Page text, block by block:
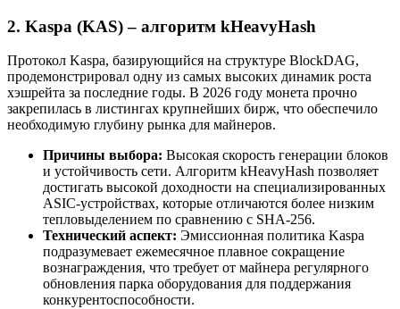
2. Kaspa (KAS) – алгоритм kHeavyHash
Протокол Kaspa, базирующийся на структуре BlockDAG,
продемонстрировал одну из самых высоких динамик роста
хэшрейта за последние годы. В 2026 году монета прочно
закрепилась в листингах крупнейших бирж, что обеспечило
необходимую глубину рынка для майнеров.
Причины выбора: Высокая скорость генерации блоков
и устойчивость сети. Алгоритм kHeavyHash позволяет
достигать высокой доходности на специализированных
ASIC-устройствах, которые отличаются более низким
тепловыделением по сравнению с SHA-256.
Технический аспект: Эмиссионная политика Kaspa
подразумевает ежемесячное плавное сокращение
вознаграждения, что требует от майнера регулярного
обновления парка оборудования для поддержания
конкурентоспособности.